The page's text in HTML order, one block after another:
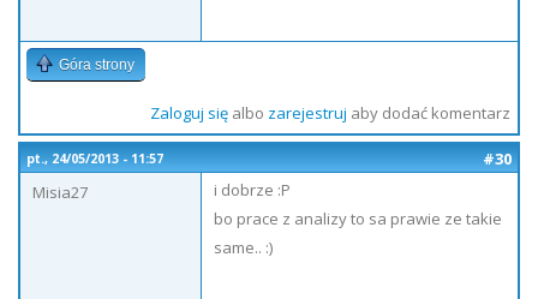
Góra strony
Zaloguj sięalbo zarejestruj aby dodać komentarz
pt., 24/05/2013 - 11:57
#30
Misia27
i dobrze :P
bo prace z analizy to sa prawie ze takie
same.. :)